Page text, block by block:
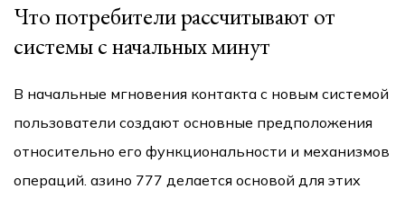
Что потребители рассчитывают от
системы с начальных минут
В начальные мгновения контакта с новым системой
пользователи создают основные предположения
относительно его функциональности и механизмов
операций. азино 777 делается основой для этих